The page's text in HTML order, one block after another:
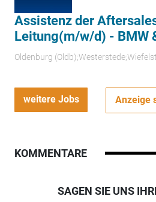
Assistenz der
Leitung(m/w/d) - BMW
Oldenburg
weitere Jobs Anzeige
KOMMENTARE
SAGEN SIE UNS